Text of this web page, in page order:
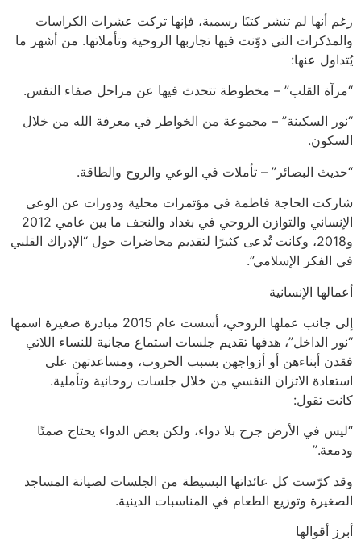
رغم أنها لم تنشر كتبًا رسمية، فإنها تركت عشرات الكراسات
والمذكرات التي دوّنت فيها تجاربها الروحية وتأملاتها. من أشهر ما
يُتداول عنها:
“مرآة القلب” – مخطوطة تتحدث فيها عن مراحل صفاء النفس.
“نور السكينة” – مجموعة من الخواطر في معرفة الله من خلال
السكون.
“حديث البصائر” – تأملات في الوعي والروح والطاقة.
شاركت الحاجة فاطمة في مؤتمرات محلية ودورات عن الوعي
الإنساني والتوازن الروحي في بغداد والنجف ما بين عامي 2012
و2018، وكانت تُدعى كثيرًا لتقديم محاضرات حول “الإدراك القلبي
في الفكر الإسلامي”.
أعمالها الإنسانية
إلى جانب عملها الروحي، أسست عام 2015 مبادرة صغيرة اسمها
“نور الداخل”، هدفها تقديم جلسات استماع مجانية للنساء اللاتي
فقدن أبناءهن أو أزواجهن بسبب الحروب، ومساعدتهن على
استعادة الاتزان النفسي من خلال جلسات روحانية وتأملية.
كانت تقول:
“ليس في الأرض جرح بلا دواء، ولكن بعض الدواء يحتاج صمتًا
ودمعة.”
وقد كرّست كل عائداتها البسيطة من الجلسات لصيانة المساجد
الصغيرة وتوزيع الطعام في المناسبات الدينية.
أبرز أقوالها